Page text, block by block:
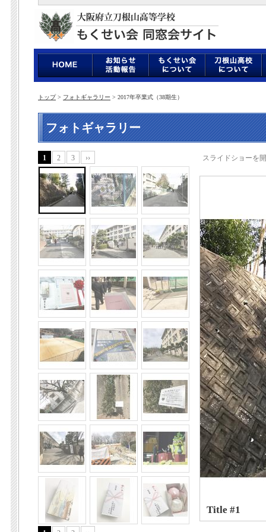
トップ> フォトギャラリー > 2017年卒業式（38期生）
フォトギャラリー
スライドショーを
Title #1
1 2 3 ››